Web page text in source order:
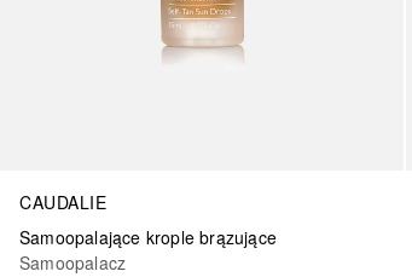
CAUDALIE
Samoopalające krople brązujące
Samoopalacz